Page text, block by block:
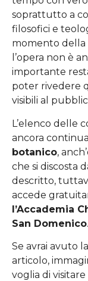
soprattutto a
filosofici e
momento della
l’opera non è
importante
poter rivedere
visibili al
L’elenco delle
ancora
botanico,
che si discosta
descritto,
accede
l’Accademia
San Domenico.
Se avrai avuto
articolo,
voglia di